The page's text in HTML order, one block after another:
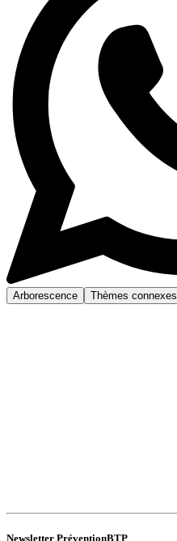
Arborescence Thèmes connexes
Newsletter PréventionBTP